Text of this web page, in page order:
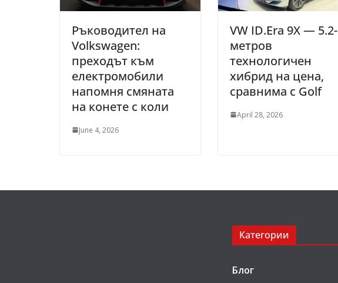
Ръководител на
Volkswagen:
преходът към
електромобили
напомня смяната
на конете с коли
June 4, 2026
VW ID.Era 9X — 5.2-
метров
технологичен
хибрид на цена,
сравнима с Golf
April 28, 2026
Категории
Блог